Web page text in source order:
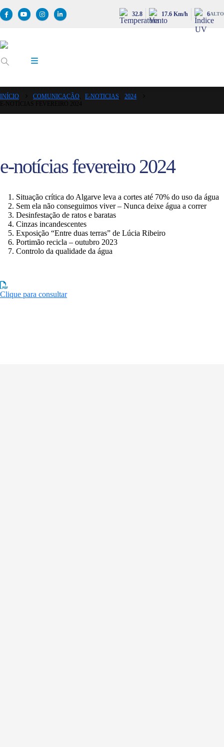
32.8 17.6 Km/h 6ALTO
INÍCIO COMUNICAÇÃO E-NOTICIAS
2024
e-notícias fevereiro 2024
Situação crítica do Algarve leva a cortes até 70% do uso da água
Sem ela não conseguimos viver – Nunca deixe água a correr
Desinfestação de ratos e baratas
Cinzas incandescentes
Exposição “Entre duas terras” de Lúcia Ribeiro
Portimão recicla – outubro 2023
Controlo da qualidade da água
Clique para consultar